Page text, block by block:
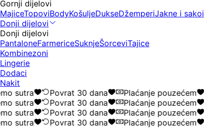
Gornji dijelovi
MajiceTopoviBodyKošuljeDukseDžemperiJakne i sakoi
Donji dijelovi
Donji dijelovi
PantaloneFarmericeSuknjeŠorceviTajice
Kombinezoni
Lingerie
Dodaci
Nakit
Povrat 30 dana
Plaćanje pouzećem
Povrat 30 dana
Plaćanje pouzećem
Povrat 30 dana
Plaćanje pouzećem
Povrat 30 dana
Plaćanje pouzećem